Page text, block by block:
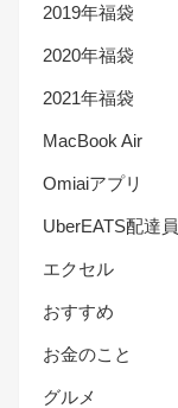
2019年福袋
2020年福袋
2021年福袋
MacBook Air
Omiaiアプリ
UberEATS配達員
エクセル
おすすめ
お金のこと
グルメ